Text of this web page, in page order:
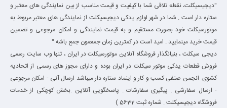
"دیجیسیکلت، نقطه تلاقی شما با کیفیت و قیمت مناسب از بین نمایندگی های معتبر و
ستاره دار است . شما در شهر لوازم یدکی دیجیسیکلت از نمایندگی های معتبر مربوط به
موتورسیکلت خود بصورت مستقیم و به قیمت نمایندگی و امکان مرجوعی و تضمین
قیمت خرید مینمایید . امید است در کمترین زمان جمعمون جمع باشه "
دیجی سیکلت ، بنیانگذار فروشگاه آنلاین موتورسیکلت در ایران ، تنها وب سایت رسمی
فروش قطعات یدکی موتور سیکلت در ایران بوده و دارای مجوز های رسمی از اتحادیه
کشوی. انجمن صنفی کسب و کار و اینماد ستاره دار میباشد ارسال آنی - امکان مرجوعی
- ارسال سفارشی . پیگیری سفارشات . پاسخگویی آنلاین .بخش کوچکی از خدمات
فروشگاه دیجیسیکلت . شماره ثبت 5632 )